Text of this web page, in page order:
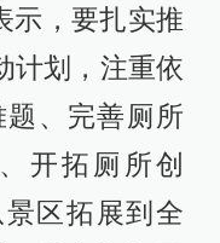
示，要扎实推
计划，注重依
、完善厕所
开拓厕所创
区拓展到全